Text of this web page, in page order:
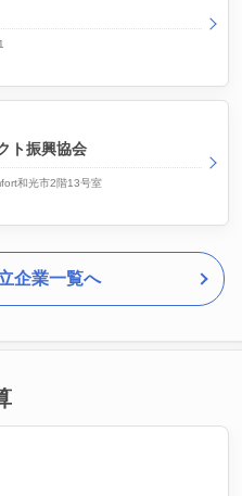
ト振興協会
和光市2階13号室
企業一覧へ